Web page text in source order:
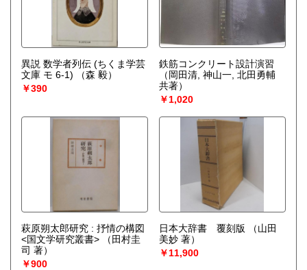
異説 数学者列伝 (ちくま学芸
文庫 モ 6-1)
（森 毅）
￥390
鉄筋コンクリート設計演習
（岡田清, 神山一, 北田勇輔
共著）
￥1,020
萩原朔太郎研究 : 抒情の構図
<国文学研究叢書>
（田村圭
司 著）
￥900
日本大辞書 覆刻版
（山田
美妙 著）
￥11,900